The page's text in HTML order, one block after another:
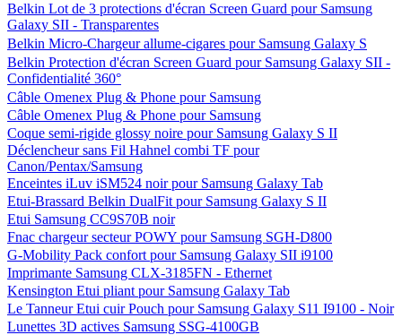
Belkin Lot de 3 protections d'écran Screen Guard pour Samsung
Galaxy SII - Transparentes
Belkin Micro-Chargeur allume-cigares pour Samsung Galaxy S
Belkin Protection d'écran Screen Guard pour Samsung Galaxy SII -
Confidentialité 360°
Câble Omenex Plug & Phone pour Samsung
Câble Omenex Plug & Phone pour Samsung
Coque semi-rigide glossy noire pour Samsung Galaxy S II
Déclencheur sans Fil Hahnel combi TF pour
Canon/Pentax/Samsung
Enceintes iLuv iSM524 noir pour Samsung Galaxy Tab
Etui-Brassard Belkin DualFit pour Samsung Galaxy S II
Etui Samsung CC9S70B noir
Fnac chargeur secteur POWY pour Samsung SGH-D800
G-Mobility Pack confort pour Samsung Galaxy SII i9100
Imprimante Samsung CLX-3185FN - Ethernet
Kensington Etui pliant pour Samsung Galaxy Tab
Le Tanneur Etui cuir Pouch pour Samsung Galaxy S11 I9100 - Noir
Lunettes 3D actives Samsung SSG-4100GB